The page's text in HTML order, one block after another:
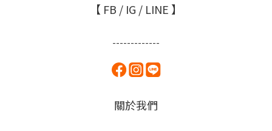
【 FB / IG / LINE 】
-------------
關於我們